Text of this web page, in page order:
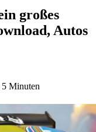
großes
Autos
5 Minuten